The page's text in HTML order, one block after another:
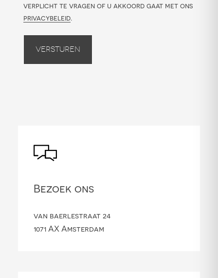
verplicht te vragen of u akkoord gaat met ons
privacybeleid.
Versturen
Bezoek ons
van baerlestraat 24
1071 AX Amsterdam